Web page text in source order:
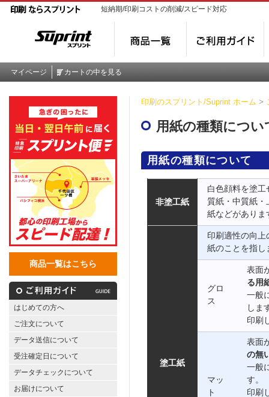
短納期/印刷コストの削減/スピード対応
マイページ カートの中を見る
商品一覧はこちら
はじめての方へ
ご注文について
データ送信について
受注確定日について
データチェックについて
お届けについて
印刷のスプリント/Suprint ホーム >
用紙の種類につい
用紙の種類について
非塗工紙
白色顔料を塗
質紙・中質紙・
紙などがありま
塗工紙
印刷適性の向
紙のことを指し
グロ
ス
表面
る用
一般
しま
印刷
マッ
ト
表面
の無
一般
す。
印刷